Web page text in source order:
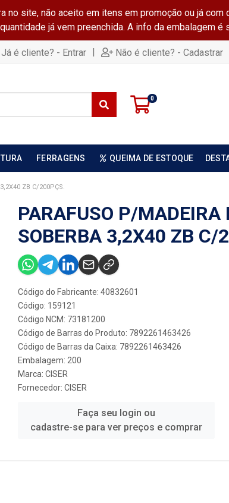
no site, não aceito em itens em promoção ou já
já vem preenchida. A info da embalagem é
Já é cliente? - Entrar | Não é cliente? - Cadastrar
0
FERRAGENS QUEIMA DE ESTOQUE
ZB C/200PÇS.
PARAFUSO P/MADEIRA
SOBERBA 3,2X40 ZB C/
Código do Fabricante: 40832601
Código: 159121
Código NCM: 73181200
Código de Barras do Produto: 7892261463426
Código de Barras da Caixa: 7892261463426
Embalagem: 200
Marca: CISER
Fornecedor: CISER
Faça seu login ou
cadastre-se para ver preços e comprar